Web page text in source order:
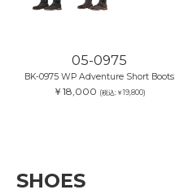
05-0975
BK-0975 WP Adventure Short Boots
￥18,000 (税込:￥19,800)
SHOES